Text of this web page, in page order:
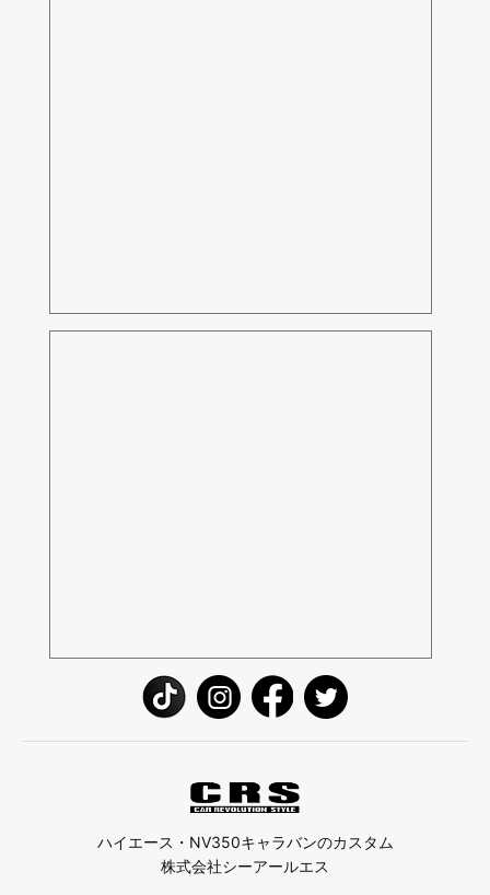
ハイエース・NV350キャラバンのカスタム
株式会社シーアールエス